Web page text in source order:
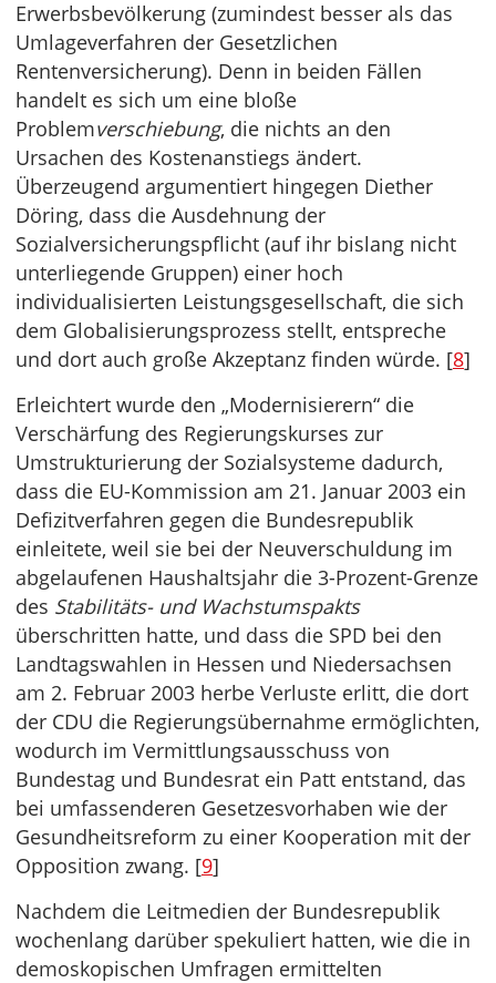
Erwerbsbevölkerung (zumindest besser als das
Umlageverfahren der Gesetzlichen
Rentenversicherung). Denn in beiden Fällen
handelt es sich um eine bloße
Problemverschiebung, die nichts an den
Ursachen des Kostenanstiegs ändert.
Überzeugend argumentiert hingegen Diether
Döring, dass die Ausdehnung der
Sozialversicherungspflicht (auf ihr bislang nicht
unterliegende Gruppen) einer hoch
individualisierten Leistungsgesellschaft, die sich
dem Globalisierungsprozess stellt, entspreche
und dort auch große Akzeptanz finden würde. [8]
Erleichtert wurde den „Modernisierern“ die
Verschärfung des Regierungskurses zur
Umstrukturierung der Sozialsysteme dadurch,
dass die EU-Kommission am 21. Januar 2003 ein
Defizitverfahren gegen die Bundesrepublik
einleitete, weil sie bei der Neuverschuldung im
abgelaufenen Haushaltsjahr die 3-Prozent-Grenze
des Stabilitäts- und Wachstumspakts
überschritten hatte, und dass die SPD bei den
Landtagswahlen in Hessen und Niedersachsen
am 2. Februar 2003 herbe Verluste erlitt, die dort
der CDU die Regierungsübernahme ermöglichten,
wodurch im Vermittlungsausschuss von
Bundestag und Bundesrat ein Patt entstand, das
bei umfassenderen Gesetzesvorhaben wie der
Gesundheitsreform zu einer Kooperation mit der
Opposition zwang. [9]
Nachdem die Leitmedien der Bundesrepublik
wochenlang darüber spekuliert hatten, wie die in
demoskopischen Umfragen ermittelten